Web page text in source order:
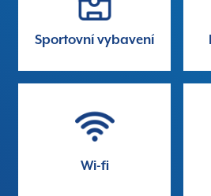
Sportovní vybavení
Wi-fi